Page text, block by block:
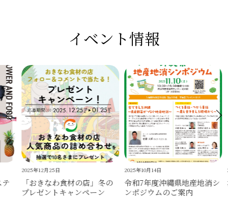
イベント情報
2025年12月25日
「おきなわ食材の店」冬の
プレゼントキャンペーン
2025年10月14日
令和7年度沖縄県地産地消シ
ンポジウムのご案内